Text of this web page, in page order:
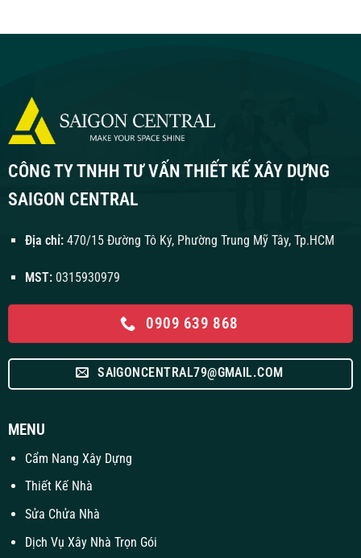
CÔNG TY TNHH TƯ VẤN THIẾT KẾ XÂY DỰNG
SAIGON CENTRAL
Địa chỉ:470/15 Đường Tô Ký, Phường Trung Mỹ Tây, Tp.HCM
MST: 0315930979
0909 639 868
SAIGONCENTRAL79@GMAIL.COM
MENU
Cẩm Nang Xây Dựng
Thiết Kế Nhà
Sửa Chửa Nhà
Dịch Vụ Xây Nhà Trọn Gói